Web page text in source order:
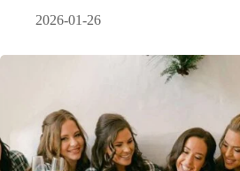
2026-01-26